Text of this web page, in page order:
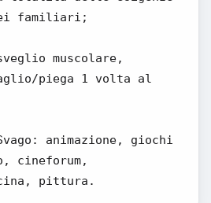
familiari;
muscolare,
piega 1 volta al
animazione, giochi
cineforum,
pittura.